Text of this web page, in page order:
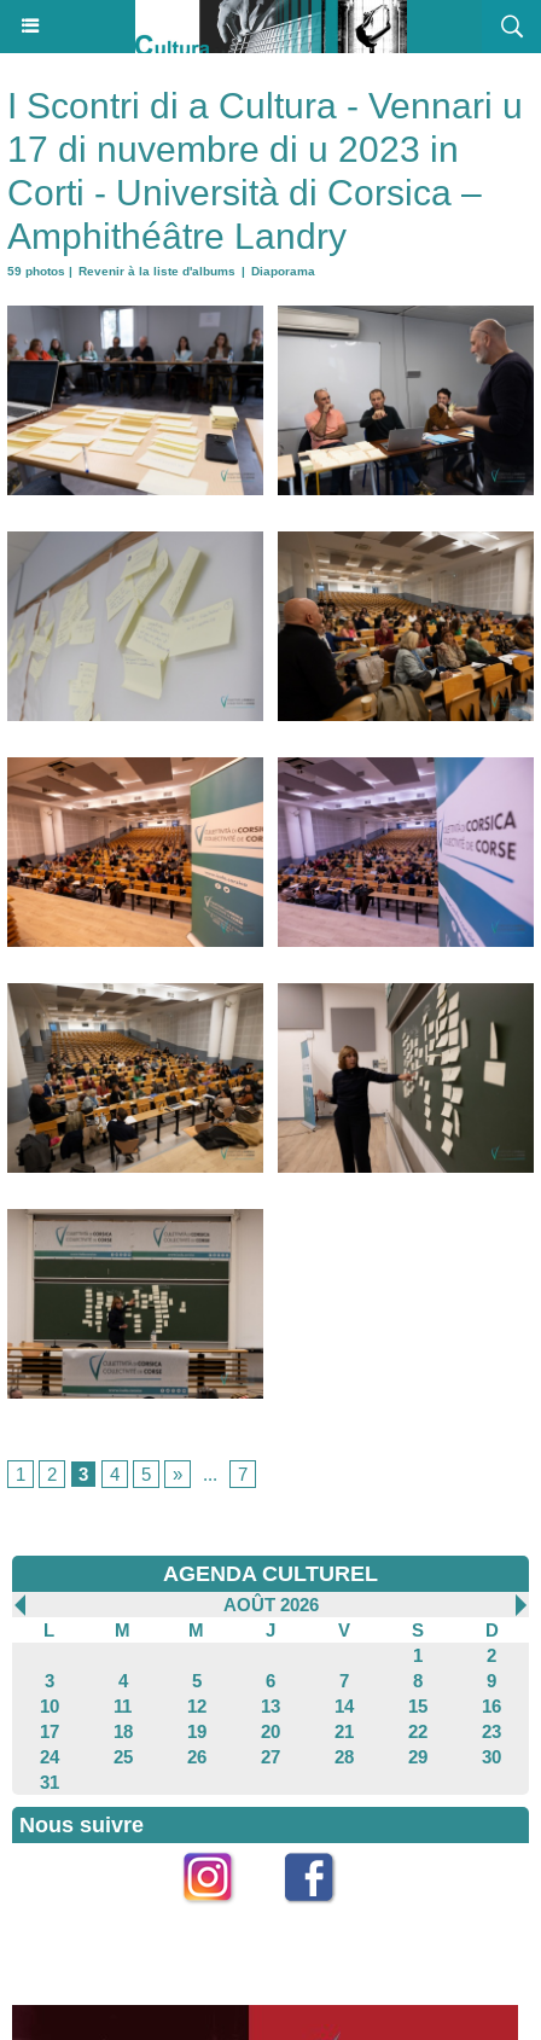
I Scontri di a Cultura - Vennari u
17 di nuvembre di u 2023 in
Corti - Università di Corsica –
Amphithéâtre Landry
59 photos | Revenir à la liste d'albums | Diaporama
1 2 3 4 5 » ... 7
AGENDA CULTUREL
AOÛT 2026
L
M M J V S
D
1
2
3
4 5 6 7 8
9
10
11 12 13 14 15
16
17
18 19 20 21 22
23
24
25 26 27 28 29
30
31
Nous suivre